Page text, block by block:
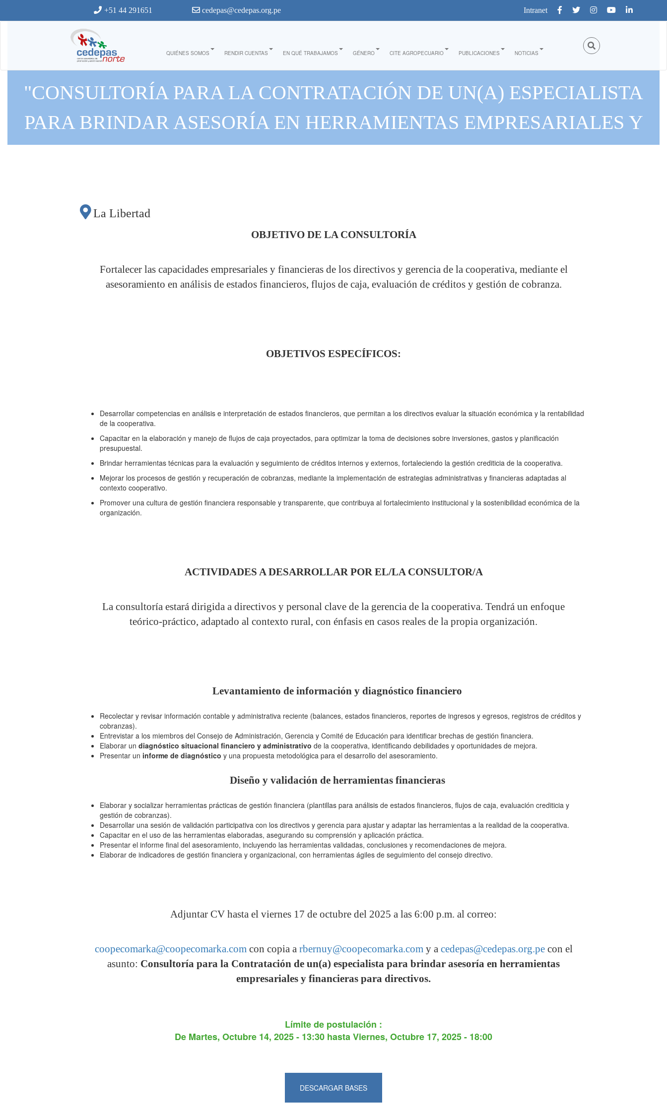
+51 44 291651 cedepas@cedepas.org.pe Intranet
QUIÉNES SOMOS RENDIR CUENTAS EN QUÉ TRABAJAMOS GÉNERO CITE AGROPECUARIO PUBLICACIONES NOTICIAS
"CONSULTORÍA PARA LA CONTRATACIÓN DE UN(A) ESPECIALISTA
PARA BRINDAR ASESORÍA EN HERRAMIENTAS EMPRESARIALES Y
FINANCIERAS PARA DIRECTIVOS Y GERENCIA DE LA
La Libertad
OBJETIVO DE LA CONSULTORÍA
Fortalecer las capacidades empresariales y financieras de los directivos y gerencia de la cooperativa, mediante el
asesoramiento en análisis de estados financieros, flujos de caja, evaluación de créditos y gestión de cobranza.
OBJETIVOS ESPECÍFICOS:
Desarrollar competencias en análisis e interpretación de estados financieros, que permitan a los directivos evaluar la situación económica y la rentabilidad
de la cooperativa.
Capacitar en la elaboración y manejo de flujos de caja proyectados, para optimizar la toma de decisiones sobre inversiones, gastos y planificación
presupuestal.
Brindar herramientas técnicas para la evaluación y seguimiento de créditos internos y externos, fortaleciendo la gestión crediticia de la cooperativa.
Mejorar los procesos de gestión y recuperación de cobranzas, mediante la implementación de estrategias administrativas y financieras adaptadas al
contexto cooperativo.
Promover una cultura de gestión financiera responsable y transparente, que contribuya al fortalecimiento institucional y la sostenibilidad económica de la
organización.
ACTIVIDADES A DESARROLLAR POR EL/LA CONSULTOR/A
La consultoría estará dirigida a directivos y personal clave de la gerencia de la cooperativa. Tendrá un enfoque
teórico-práctico, adaptado al contexto rural, con énfasis en casos reales de la propia organización.
Levantamiento de información y diagnóstico financiero
Recolectar y revisar información contable y administrativa reciente (balances, estados financieros, reportes de ingresos y egresos, registros de créditos y
cobranzas).
Entrevistar a los miembros del Consejo de Administración, Gerencia y Comité de Educación para identificar brechas de gestión financiera.
Elaborar undiagnóstico situacional financiero y administrativo de la cooperativa, identificando debilidades y oportunidades de mejora.
Presentar un informe de diagnóstico y una propuesta metodológica para el desarrollo del asesoramiento.
Diseño y validación de herramientas financieras
Elaborar y socializar herramientas prácticas de gestión financiera (plantillas para análisis de estados financieros, flujos de caja, evaluación crediticia y
gestión de cobranzas).
Desarrollar una sesión de validación participativa con los directivos y gerencia para ajustar y adaptar las herramientas a la realidad de la cooperativa.
Capacitar en el uso de las herramientas elaboradas, asegurando su comprensión y aplicación práctica.
Presentar el informe final del asesoramiento, incluyendo las herramientas validadas, conclusiones y recomendaciones de mejora.
Elaborar de indicadores de gestión financiera y organizacional, con herramientas ágiles de seguimiento del consejo directivo.
Adjuntar CV hasta el viernes 17 de octubre del 2025 a las 6:00 p.m. al correo:
coopecomarka@coopecomarka.comcon copia a rbernuy@coopecomarka.comy a cedepas@cedepas.org.pecon el
asunto: Consultoría para la Contratación de un(a) especialista para brindar asesoría en herramientas
empresariales y financieras para directivos.
Límite de postulación :
De Martes, Octubre 14, 2025 - 13:30 hastaViernes, Octubre 17, 2025 - 18:00
DESCARGAR BASES